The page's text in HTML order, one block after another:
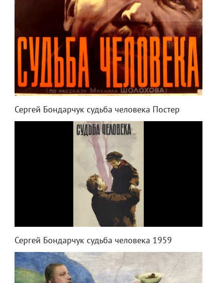
Сергей Бондарчук судьба человека Постер
Сергей Бондарчук судьба человека 1959